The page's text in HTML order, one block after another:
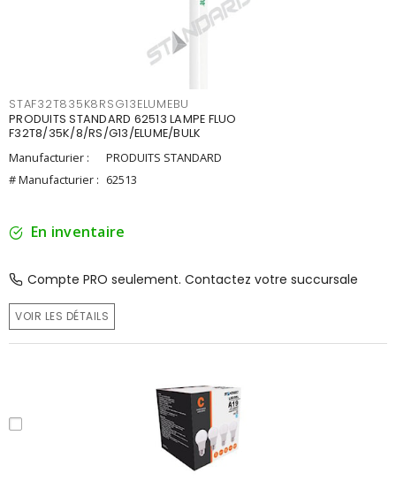
STAF32T835K8RSG13ELUMEBU
PRODUITS STANDARD 62513 LAMPE FLUO
F32T8/35K/8/RS/G13/ELUME/BULK
Manufacturier :
PRODUITS STANDARD
# Manufacturier : 62513
En inventaire
Compte PRO seulement. Contactez votre succursale
VOIR LES DÉTAILS